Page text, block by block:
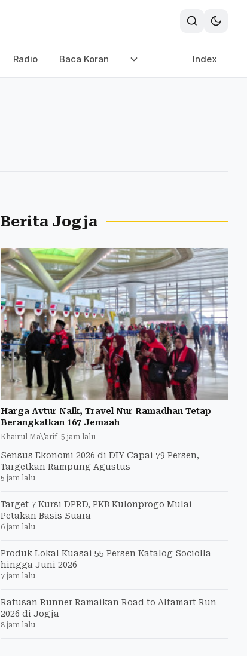
Radio Baca Koran Index
Berita Jogja
Harga Avtur Naik, Travel Nur Ramadhan Tetap
Berangkatkan 167 Jemaah
Khairul Ma\'arif-5 jam lalu
Sensus Ekonomi 2026 di DIY Capai 79 Persen,
Targetkan Rampung Agustus
5 jam lalu
Target 7 Kursi DPRD, PKB Kulonprogo Mulai
Petakan Basis Suara
6 jam lalu
Produk Lokal Kuasai 55 Persen Katalog Sociolla
hingga Juni 2026
7 jam lalu
Ratusan Runner Ramaikan Road to Alfamart Run
2026 di Jogja
8 jam lalu